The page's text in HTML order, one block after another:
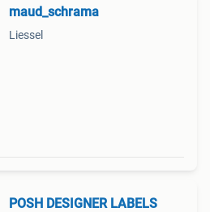
maud_schrama
Liessel
POSH DESIGNER LABELS